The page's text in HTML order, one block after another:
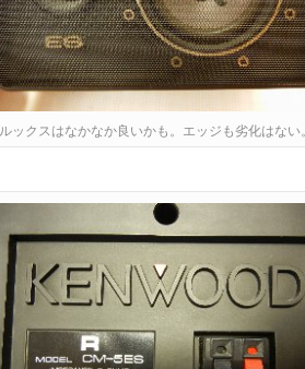
ルックスはなかなか良いかも。エッジも劣化はない。